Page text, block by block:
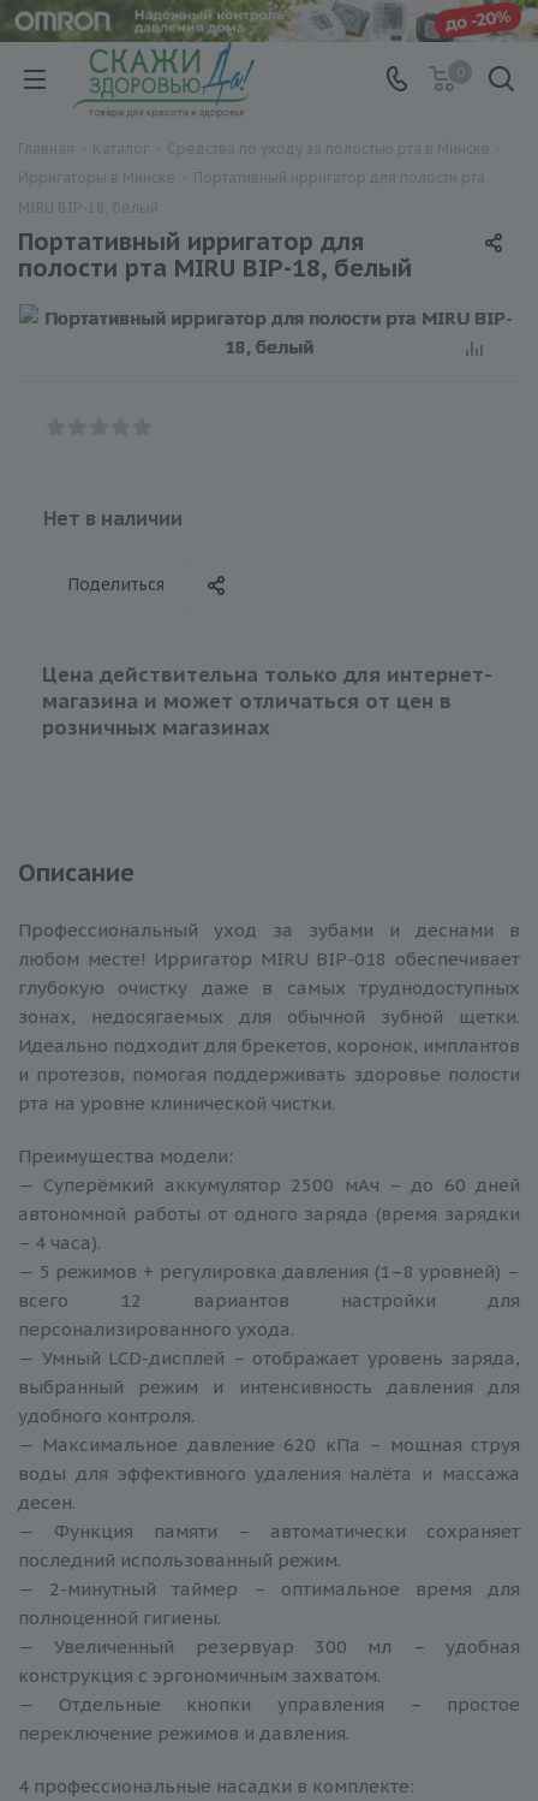
Портативный ирригатор для
полости рта MIRU BIP-18, белый
Нет в наличии
Поделиться
Цена действительна только для интернет-
магазина и может отличаться от цен в
розничных магазинах
Описание
Профессиональный уход за зубами и деснами в
любом месте! Ирригатор MIRU BIP-018 обеспечивает
глубокую очистку даже в самых труднодоступных
зонах, недосягаемых для обычной зубной щетки.
Идеально подходит для брекетов, коронок, имплантов
и протезов, помогая поддерживать здоровье полости
рта на уровне клинической чистки.
Преимущества модели:
— Суперёмкий аккумулятор 2500 мАч – до 60 дней
автономной работы от одного заряда (время зарядки
– 4 часа).
— 5 режимов + регулировка давления (1–8 уровней) –
всего 12 вариантов настройки для
персонализированного ухода.
— Умный LCD-дисплей – отображает уровень заряда,
выбранный режим и интенсивность давления для
удобного контроля.
— Максимальное давление 620 кПа – мощная струя
воды для эффективного удаления налёта и массажа
десен.
— Функция памяти – автоматически сохраняет
последний использованный режим.
— 2-минутный таймер – оптимальное время для
полноценной гигиены.
— Увеличенный резервуар 300 мл – удобная
конструкция с эргономичным захватом.
— Отдельные кнопки управления – простое
переключение режимов и давления.
4 профессиональные насадки в комплекте: